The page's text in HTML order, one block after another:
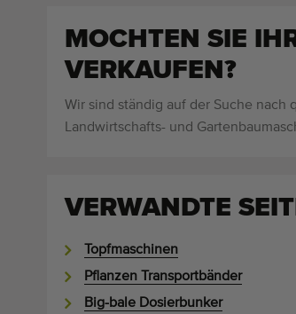
MOCHTEN SIE
VERKAUFEN?
Wir sind ständig auf der Suche nach
Landwirtschafts- und
VERWANDTE
Topfmaschinen
Pflanzen Transportbänder
Big-bale Dosierbunker